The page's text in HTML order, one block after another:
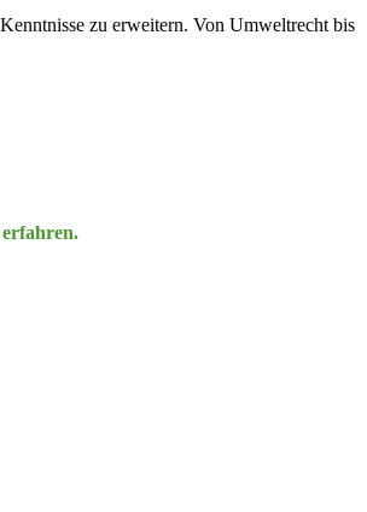
zu erweitern. Von Umwelt­recht bis